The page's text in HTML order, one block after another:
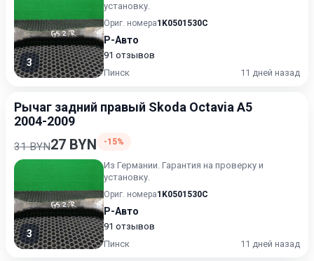
3
установку.
Ориг. номера1K0501530C
Р-Авто
91 отзывов
Пинск
11 дней назад
Рычаг задний правый Skoda Octavia A5
2004-2009
31 BYN27 BYN -15%
3
Из Германии. Гарантия на проверку и
установку.
Ориг. номера1K0501530C
Р-Авто
91 отзывов
Пинск
11 дней назад